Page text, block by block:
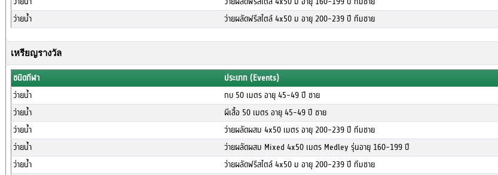
ว่ายน้ำ
ว่ายผลัดฟรีสไตล์ 4x50 ม อายุ 200-239 ปี ทีมชาย
เหรียญรางวัล
ชนิดกีฬา ประเภท (Events)
ว่ายน้ำ
กบ 50 เมตร อายุ 45-49 ปี ชาย
ว่ายน้ำ
ผีเสื้อ 50 เมตร อายุ 45-49 ปี ชาย
ว่ายน้ำ
ว่ายผลัดผสม 4x50 เมตร อายุ 200-239 ปี ทีมชาย
ว่ายน้ำ
ว่ายผลัดผสม Mixed 4x50 เมตร Medley รุ่นอายุ 160-199 ปี
ว่ายน้ำ
ว่ายผลัดฟรีสไตล์ 4x50 ม อายุ 200-239 ปี ทีมชาย